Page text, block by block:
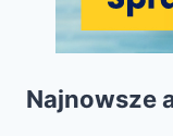
Najnowsze